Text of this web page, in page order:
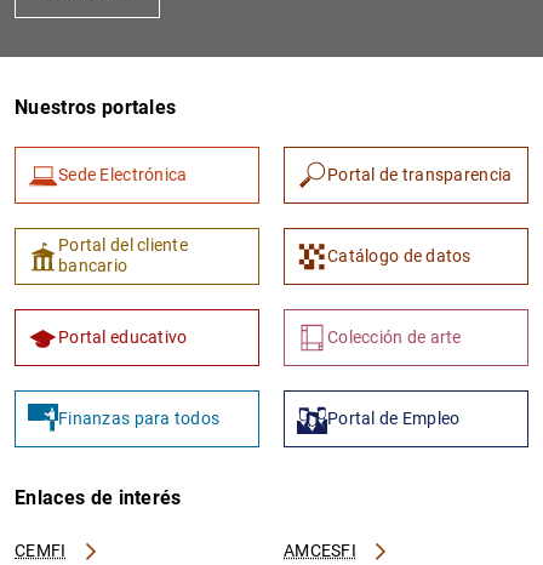
1 2
Nuestros portales
Sede Electrónica Portal de transparencia
Portal del cliente
bancario
Catálogo de datos
Portal educativo Colección de arte
Finanzas para todos Portal de Empleo
Enlaces de interés
CEMFI AMCESFI